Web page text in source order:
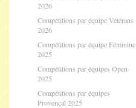
2026
Compétitions par équipe Vétérans
2026
Compétitions par équipe Féminine
2025
Compétitions par équipes Open
2025
Compétitions par équipes
Provençal 2025